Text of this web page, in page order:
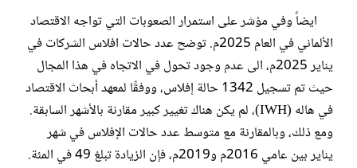
ايضاً وفي مؤشر على استمرار الصعوبات التي تواجه الاقتصاد
الألماني في العام 2025م. توضح عدد حالات افلاس الشركات في
يناير 2025م، الى عدم وجود تحول في الاتجاه في هذا المجال
حيث تم تسجيل 1342 حالة إفلاس، ووفقًا لمعهد أبحاث الاقتصاد
في هاله (IWH)، لم يكن هناك تغيير كبير مقارنة بالأشهر السابقة.
ومع ذلك، وبالمقارنة مع متوسط عدد حالات الإفلاس في شهر
يناير بين عامي 2016م و2019م، فإن الزيادة تبلغ 49 في المئة.